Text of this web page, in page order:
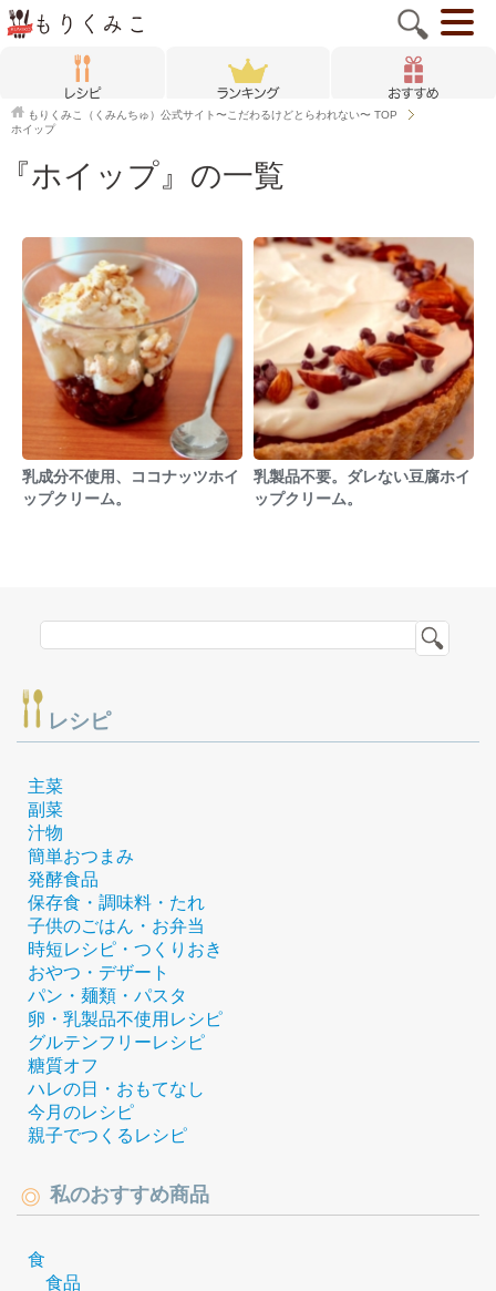
もりくみこ（くみんちゅ）公式サイト〜こだわるけどとらわれない〜 TOP
ホイップ
『ホイップ』の一覧
乳成分不使用、ココナッツホイ
ップクリーム。
乳製品不要。ダレない豆腐ホイ
ップクリーム。
レシピ
主菜
副菜
汁物
簡単おつまみ
発酵食品
保存食・調味料・たれ
子供のごはん・お弁当
時短レシピ・つくりおき
おやつ・デザート
パン・麺類・パスタ
卵・乳製品不使用レシピ
グルテンフリーレシピ
糖質オフ
ハレの日・おもてなし
今月のレシピ
親子でつくるレシピ
私のおすすめ商品
食
食品